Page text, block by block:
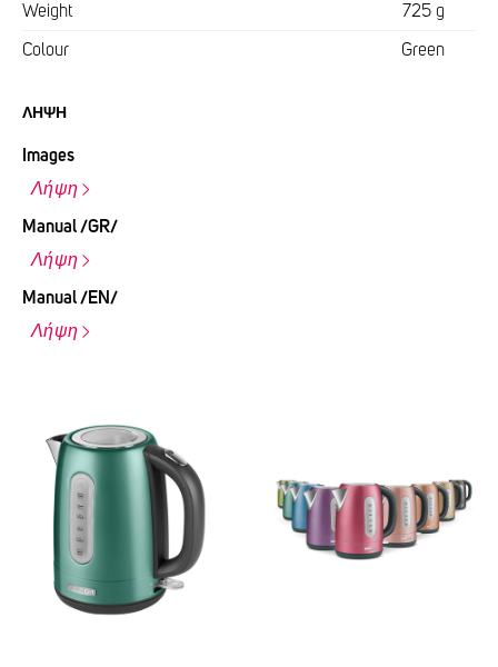
Weight 725 g
Colour Green
ΛΉΨΗ
Images
Λήψη
Manual /GR/
Λήψη
Manual /EN/
Λήψη